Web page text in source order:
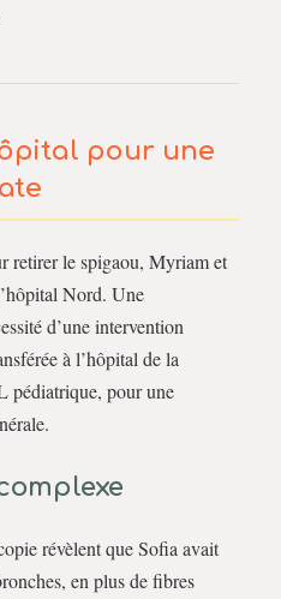
pour une
retirer le spigaou, Myriam et
Nord. Une
d’une intervention
à l’hôpital de la
pédiatrique, pour une
révèlent que Sofia avait
en plus de fibres